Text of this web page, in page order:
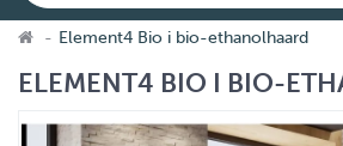
Element4 Bio i bio-ethanolhaard
ELEMENT4 BIO I BIO-